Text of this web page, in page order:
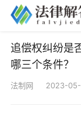
追偿权纠纷是
哪三个条件？
法制网 2023-05-